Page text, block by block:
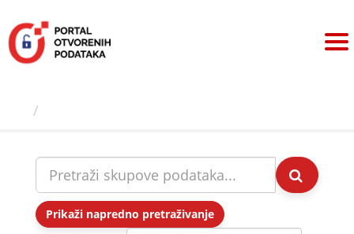
sadržaj
Prikaži napredno pretraživanje